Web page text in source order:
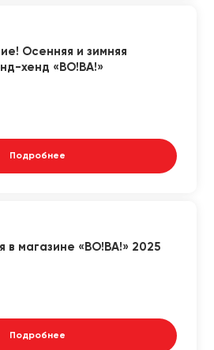
Осенняя и зимняя
хенд «ВО!ВА!»
Подробнее
в магазине «ВО!ВА!» 2025
Подробнее